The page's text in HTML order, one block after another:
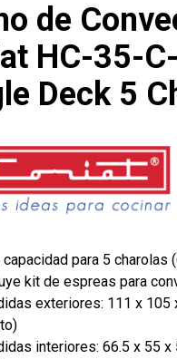
de
HC-35-
Deck 5
capacidad para 5 charolas
kit de espreas para
exteriores: 111 x 105
interiores: 66.5 x 55 x